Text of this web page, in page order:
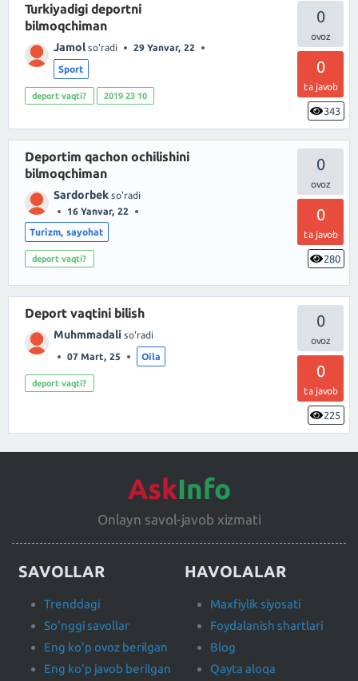
0
0
ta javob
343
Turkiyadigi deportni
bilmoqchiman
Jamol so'radi 29 Yanvar, 22
Sport
deport vaqti? 2019 23 10
0
0
ta javob
280
Deportim qachon ochilishini
bilmoqchiman
Sardorbek so'radi
16 Yanvar, 22
Turizm, sayohat
deport vaqti?
0
0
ta javob
225
Deport vaqtini bilish
Muhmmadali so'radi
07 Mart, 25 Oila
deport vaqti?
AskInfo
Onlayn savol-javob xizmati
SAVOLLAR
Trenddagi
So'nggi savollar
Eng ko'p ovoz berilgan
Eng ko'p javob berilgan
HAVOLALAR
Maxfiylik siyosati
Foydalanish shartlari
Blog
Qayta aloqa